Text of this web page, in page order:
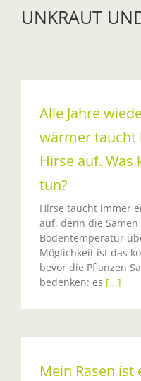
UNKRAUT
Alle Jahre
wärmer taucht
Hirse auf. Was
tun?
Hirse taucht immer
auf, denn die
Bodentemperatur
Möglichkeit ist das
bevor die Pflanzen
bedenken: es [...]
Mein Rasen ist